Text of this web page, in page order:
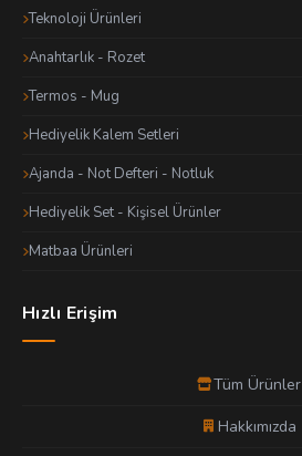
Teknoloji Ürünleri
Anahtarlık - Rozet
Termos - Mug
Hediyelik Kalem Setleri
Ajanda - Not Defteri - Notluk
Hediyelik Set - Kişisel Ürünler
Matbaa Ürünleri
Hızlı Erişim
Tüm Ürünler
Hakkımızda